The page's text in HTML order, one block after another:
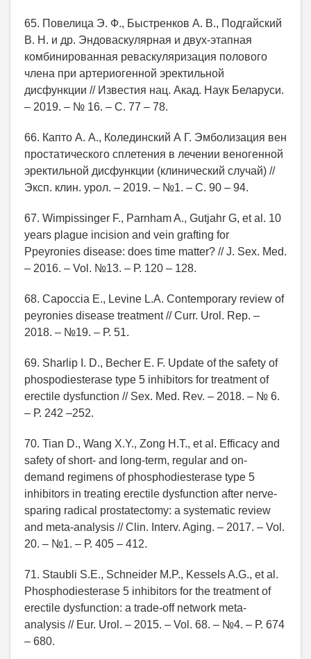
65. Повелица Э. Ф., Быстренков А. В., Подгайский
В. Н. и др. Эндоваскулярная и двух-этапная
комбинированная реваскуляризация полового
члена при артериогенной эректильной
дисфункции // Известия нац. Акад. Наук Беларуси.
– 2019. – № 16. – С. 77 – 78.
66. Капто А. А., Колединский А Г. Эмболизация вен
простатического сплетения в лечении веногенной
эректильной дисфункции (клинический случай) //
Эксп. клин. урол. – 2019. – №1. – С. 90 – 94.
67. Wimpissinger F., Parnham A., Gutjahr G, et al. 10
years plague incision and vein grafting for
Ppeyronies disease: does time matter? // J. Sex. Med.
– 2016. – Vol. №13. – Р. 120 – 128.
68. Capoccia E., Levine L.A. Contemporary review of
peyronies disease treatment // Curr. Urol. Rep. –
2018. – №19. – Р. 51.
69. Sharlip I. D., Becher E. F. Update of the safety of
phospodiesterase type 5 inhibitors for treatment of
erectile dysfunction // Seх. Med. Rev. – 2018. – № 6.
– Р. 242 –252.
70. Tian D., Wang X.Y., Zong H.T., et al. Efficacy and
safety of short- and long-term, regular and on-
demand regimens of phosphodiesterase type 5
inhibitors in treating erectile dysfunction after nerve-
sparing radical prostatectomy: a systematic review
and meta-analysis // Clin. Interv. Aging. – 2017. – Vol.
20. – №1. – Р. 405 – 412.
71. Staubli S.E., Schneider M.P., Kessels A.G., et al.
Phosphodiesterase 5 inhibitors for the treatment of
erectile dysfunction: a trade-off network meta-
analysis // Eur. Urol. – 2015. – Vol. 68. – №4. – Р. 674
– 680.